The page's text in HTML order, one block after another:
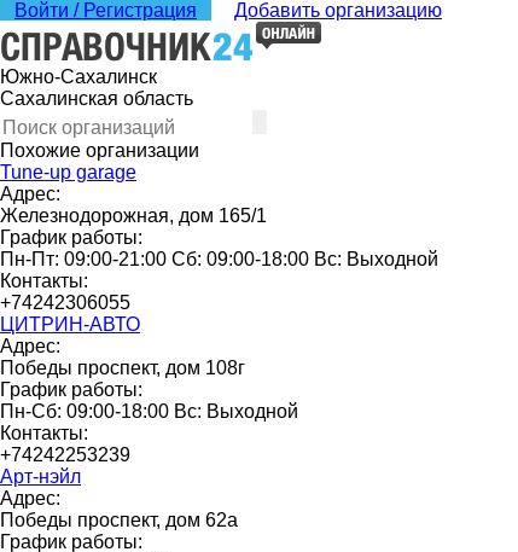
Войти / Регистрация Добавить организацию
Южно-Сахалинск
Сахалинская область
Похожие организации
Tune-up garage
Адрес:
Железнодорожная, дом 165/1
График работы:
Пн-Пт: 09:00-21:00 Сб: 09:00-18:00 Вс: Выходной
Контакты:
+74242306055
ЦИТРИН-АВТО
Адрес:
Победы проспект, дом 108г
График работы:
Пн-Сб: 09:00-18:00 Вс: Выходной
Контакты:
+74242253239
Арт-нэйл
Адрес:
Победы проспект, дом 62а
График работы: